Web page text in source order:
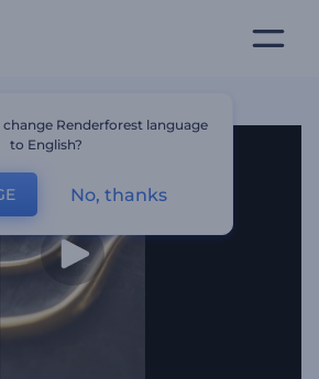
Renderforest language
to English?
No, thanks